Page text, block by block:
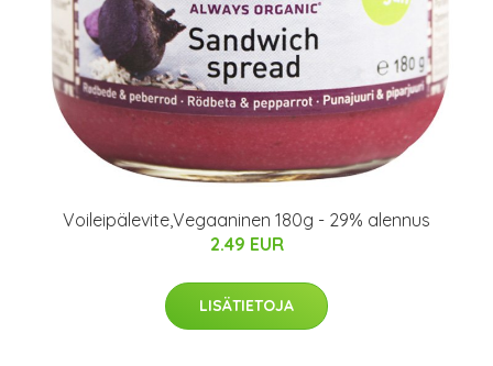
Voileipälevite,Vegaaninen 180g - 29% alennus
2.49 EUR
LISÄTIETOJA